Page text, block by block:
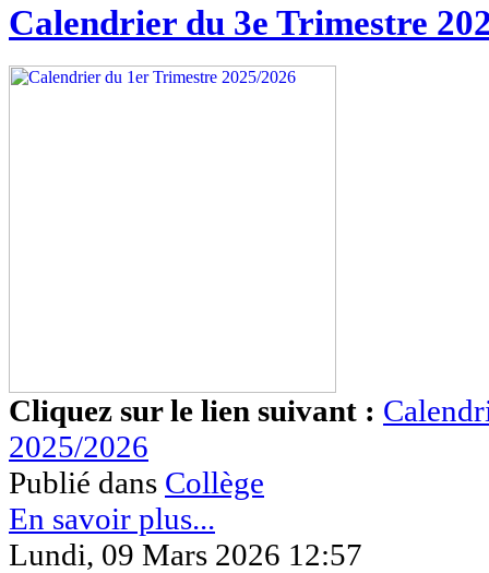
Calendrier du 3e Trimestre
Cliquez sur le lien suivant :
2025/2026
Publié dans Collège
En savoir plus...
Lundi, 09 Mars 2026 12:57